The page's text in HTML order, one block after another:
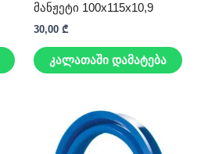
მანჟეტი 100x115x10,9
30,00 ₾
კალათაში დამატება